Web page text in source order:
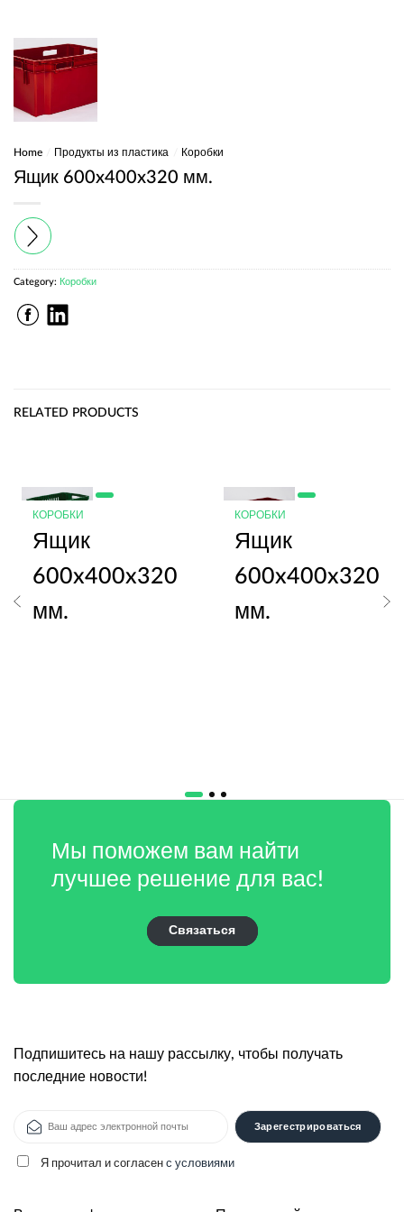
Home Продукты из пластика Коробки
Ящик 600x400x320 мм.
Category: Коробки
RELATED PRODUCTS
КОРОБКИ
Ящик
600x400x320
мм.
КОРОБКИ
Ящик
600x400x320
мм.
Мы поможем вам найти
лучшее решение для вас!
Связаться
Подпишитесь на нашу рассылку, чтобы получать
последние новости!
Я прочитал и согласен с условиями